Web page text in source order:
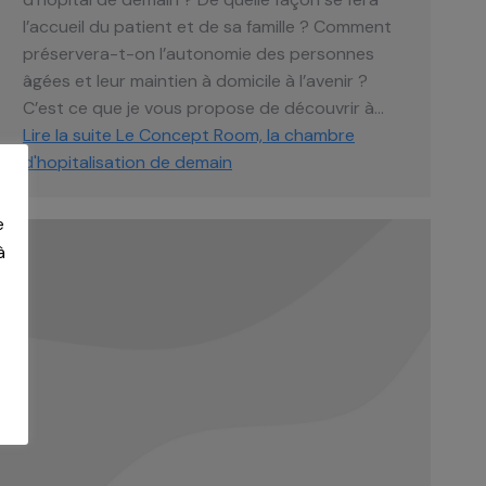
l’accueil du patient et de sa famille ? Comment
préservera-t-on l’autonomie des personnes
âgées et leur maintien à domicile à l’avenir ?
C’est ce que je vous propose de découvrir à…
Lire la suite Le Concept Room, la chambre
d'hopitalisation de demain